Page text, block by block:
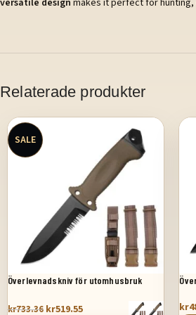
Relaterade produkter
SALE
Överlevnadskniv för utomhusbruk
kr733.36 kr519.55 kr